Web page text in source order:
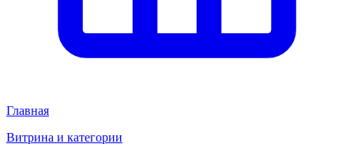
Главная
Витрина и категории